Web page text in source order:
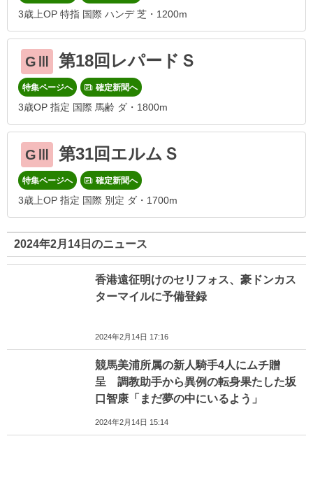
3歳上OP 特指 国際 ハンデ 芝・1200m
GⅢ 第18回レパードＳ
特集ページへ 確定新聞へ
3歳OP 指定 国際 馬齢 ダ・1800m
GⅢ 第31回エルムＳ
特集ページへ 確定新聞へ
3歳上OP 指定 国際 別定 ダ・1700m
2024年2月14日のニュース
香港遠征明けのセリフォス、豪ドンカス
ターマイルに予備登録
2024年2月14日 17:16
競馬美浦所属の新人騎手4人にムチ贈
呈 調教助手から異例の転身果たした坂
口智康「まだ夢の中にいるよう」
2024年2月14日 15:14